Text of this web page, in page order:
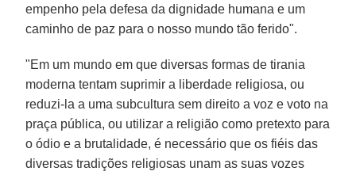
empenho pela defesa da dignidade humana e um
caminho de paz para o nosso mundo tão ferido".
"Em um mundo em que diversas formas de tirania
moderna tentam suprimir a liberdade religiosa, ou
reduzi-la a uma subcultura sem direito a voz e voto na
praça pública, ou utilizar a religião como pretexto para
o ódio e a brutalidade, é necessário que os fiéis das
diversas tradições religiosas unam as suas vozes